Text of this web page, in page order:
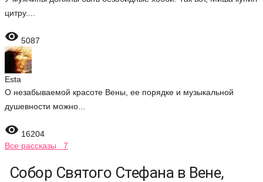
цитру....
 5087
Esta
О незабываемой красоте Вены, ее порядке и музыкальной
душевности можно...
 16204
Все рассказы 7
Собор Святого Стефана в Вене,